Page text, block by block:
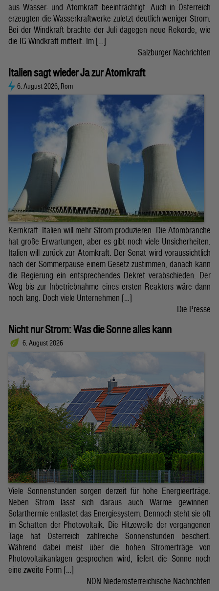
aus Wasser- und Atomkraft beeinträchtigt. Auch in Österreich
erzeugten die Wasserkraftwerke zuletzt deutlich weniger Strom.
Bei der Windkraft brachte der Juli dagegen neue Rekorde, wie
die IG Windkraft mitteilt. Im […]
Salzburger Nachrichten
Italien sagt wieder Ja zur Atomkraft
6. August 2026, Rom
Kernkraft. Italien will mehr Strom produzieren. Die Atombranche
hat große Erwartungen, aber es gibt noch viele Unsicherheiten.
Italien will zurück zur Atomkraft. Der Senat wird voraussichtlich
nach der Sommerpause einem Gesetz zustimmen, danach kann
die Regierung ein entsprechendes Dekret verabschieden. Der
Weg bis zur Inbetriebnahme eines ersten Reaktors wäre dann
noch lang. Doch viele Unternehmen […]
Die Presse
Nicht nur Strom: Was die Sonne alles kann
6. August 2026
Viele Sonnenstunden sorgen derzeit für hohe Energieerträge.
Neben Strom lässt sich daraus auch Wärme gewinnen.
Solarthermie entlastet das Energiesystem. Dennoch steht sie oft
im Schatten der Photovoltaik. Die Hitzewelle der vergangenen
Tage hat Österreich zahlreiche Sonnenstunden beschert.
Während dabei meist über die hohen Stromerträge von
Photovoltaikanlagen gesprochen wird, liefert die Sonne noch
eine zweite Form […]
NÖN Niederösterreichische Nachrichten